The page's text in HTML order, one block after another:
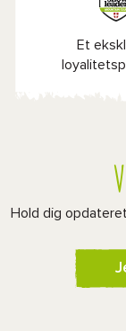
Et
Hold dig